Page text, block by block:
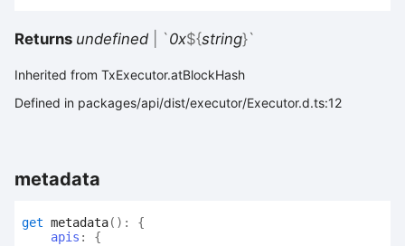
Returns undefined `0x${string}`
Inherited from TxExecutor.atBlockHash
Defined in packages/api/dist/executor/Executor.d.ts:12
metadata
get metadata( ) : {
apis : {